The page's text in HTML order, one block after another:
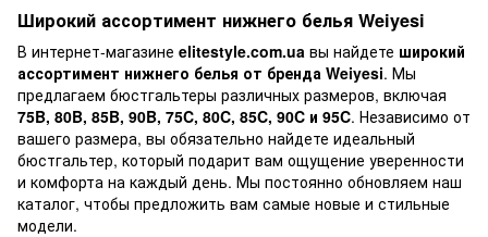
Широкий ассортимент нижнего белья Weiyesi
В интернет-магазине elitestyle.com.ua вы найдете широкий
ассортимент нижнего белья от бренда Weiyesi. Мы
предлагаем бюстгальтеры различных размеров, включая
75B, 80B, 85B, 90B, 75C, 80C, 85C, 90C и 95C. Независимо от
вашего размера, вы обязательно найдете идеальный
бюстгальтер, который подарит вам ощущение уверенности
и комфорта на каждый день. Мы постоянно обновляем наш
каталог, чтобы предложить вам самые новые и стильные
модели.